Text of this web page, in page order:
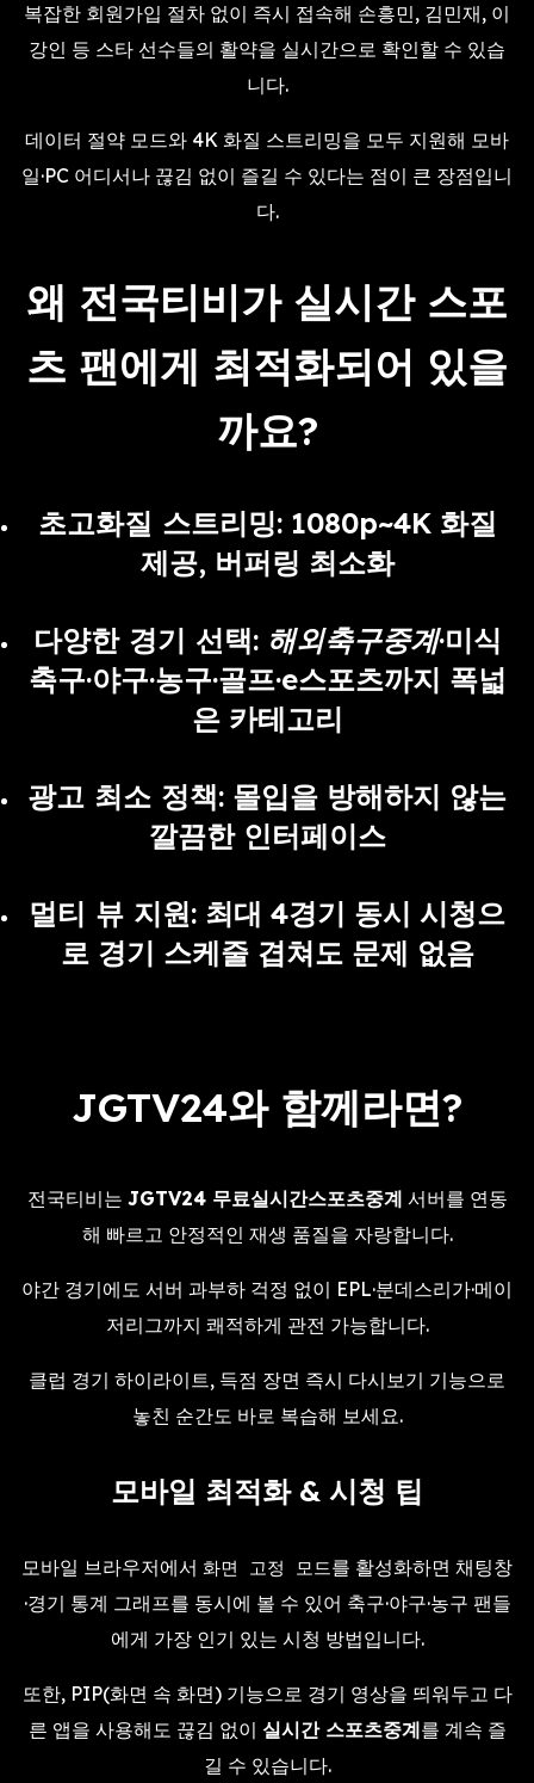
복잡한 회원가입 절차 없이 즉시 접속해 손흥민, 김민재, 이
강인 등 스타 선수들의 활약을 실시간으로 확인할 수 있습
니다.
데이터 절약 모드와 4K 화질 스트리밍을 모두 지원해 모바
일·PC 어디서나 끊김 없이 즐길 수 있다는 점이 큰 장점입니
다.
왜 전국티비가 실시간 스포
츠 팬에게 최적화되어 있을
까요?
초고화질 스트리밍: 1080p~4K 화질
제공, 버퍼링 최소화
다양한 경기 선택: 해외축구중계·미식
축구·야구·농구·골프·e스포츠까지 폭넓
은 카테고리
광고 최소 정책: 몰입을 방해하지 않는
깔끔한 인터페이스
멀티 뷰 지원: 최대 4경기 동시 시청으
로 경기 스케줄 겹쳐도 문제 없음
JGTV24와 함께라면?
전국티비는 JGTV24 무료실시간스포츠중계 서버를 연동
해 빠르고 안정적인 재생 품질을 자랑합니다.
야간 경기에도 서버 과부하 걱정 없이 EPL·분데스리가·메이
저리그까지 쾌적하게 관전 가능합니다.
클럽 경기 하이라이트, 득점 장면 즉시 다시보기 기능으로
놓친 순간도 바로 복습해 보세요.
모바일 최적화 & 시청 팁
모바일 브라우저에서 화면 고정 모드를 활성화하면 채팅창
·경기 통계 그래프를 동시에 볼 수 있어 축구·야구·농구 팬들
에게 가장 인기 있는 시청 방법입니다.
또한, PIP(화면 속 화면) 기능으로 경기 영상을 띄워두고 다
른 앱을 사용해도 끊김 없이 실시간 스포츠중계를 계속 즐
길 수 있습니다.